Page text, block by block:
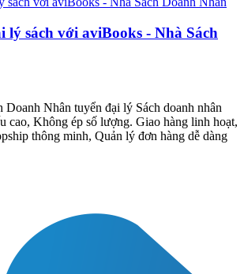
sách với aviBooks - Nhà Sách
Doanh Nhân tuyển đại lý Sách doanh nhân
cao, Không ép số lượng. Giao hàng linh hoạt,
thông minh, Quản lý đơn hàng dễ dàng